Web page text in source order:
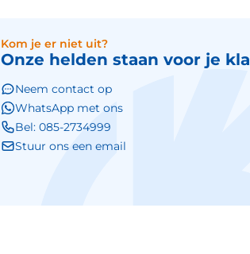
Kom je er niet uit?
Onze helden staan voor je
Neem contact op
WhatsApp met ons
Bel: 085-2734999
Stuur ons een email